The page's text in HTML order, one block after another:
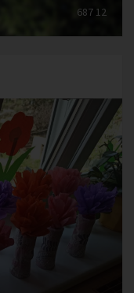
687 12